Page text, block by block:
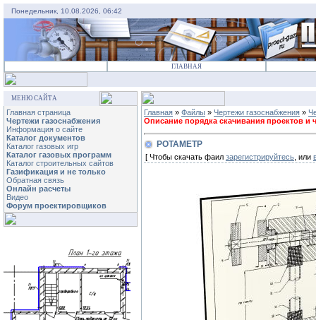
Понедельник, 10.08.2026, 06:42
ГЛАВНАЯ
МЕНЮ САЙТА
Главная страница
Чертежи газоснабжения
Информация о сайте
Каталог документов
Каталог газовых игр
Каталог газовых программ
Каталог строительных сайтов
Газификация и не только
Обратная связь
Онлайн расчеты
Видео
Форум проектировщиков
Главная » Файлы » Чертежи газоснабжения »
Описание порядка скачивания проектов и
РОТАМЕТР
[ Чтобы скачать фаил зарегистрируйтесь , или